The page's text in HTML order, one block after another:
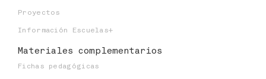
Proyectos
Información Escuelas+
Materiales complementarios
Fichas pedagógicas